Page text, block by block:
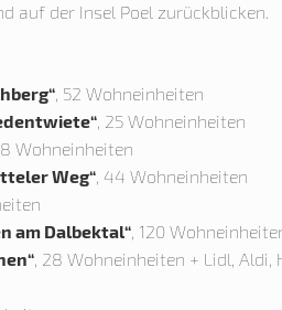
auf der Insel Poel zurückblicken.
, 52 Wohneinheiten
, 25 Wohneinheiten
Wohneinheiten
Weg“, 44 Wohneinheiten
am Dalbektal“, 120
, 28 Wohneinheiten + Lidl, Aldi,